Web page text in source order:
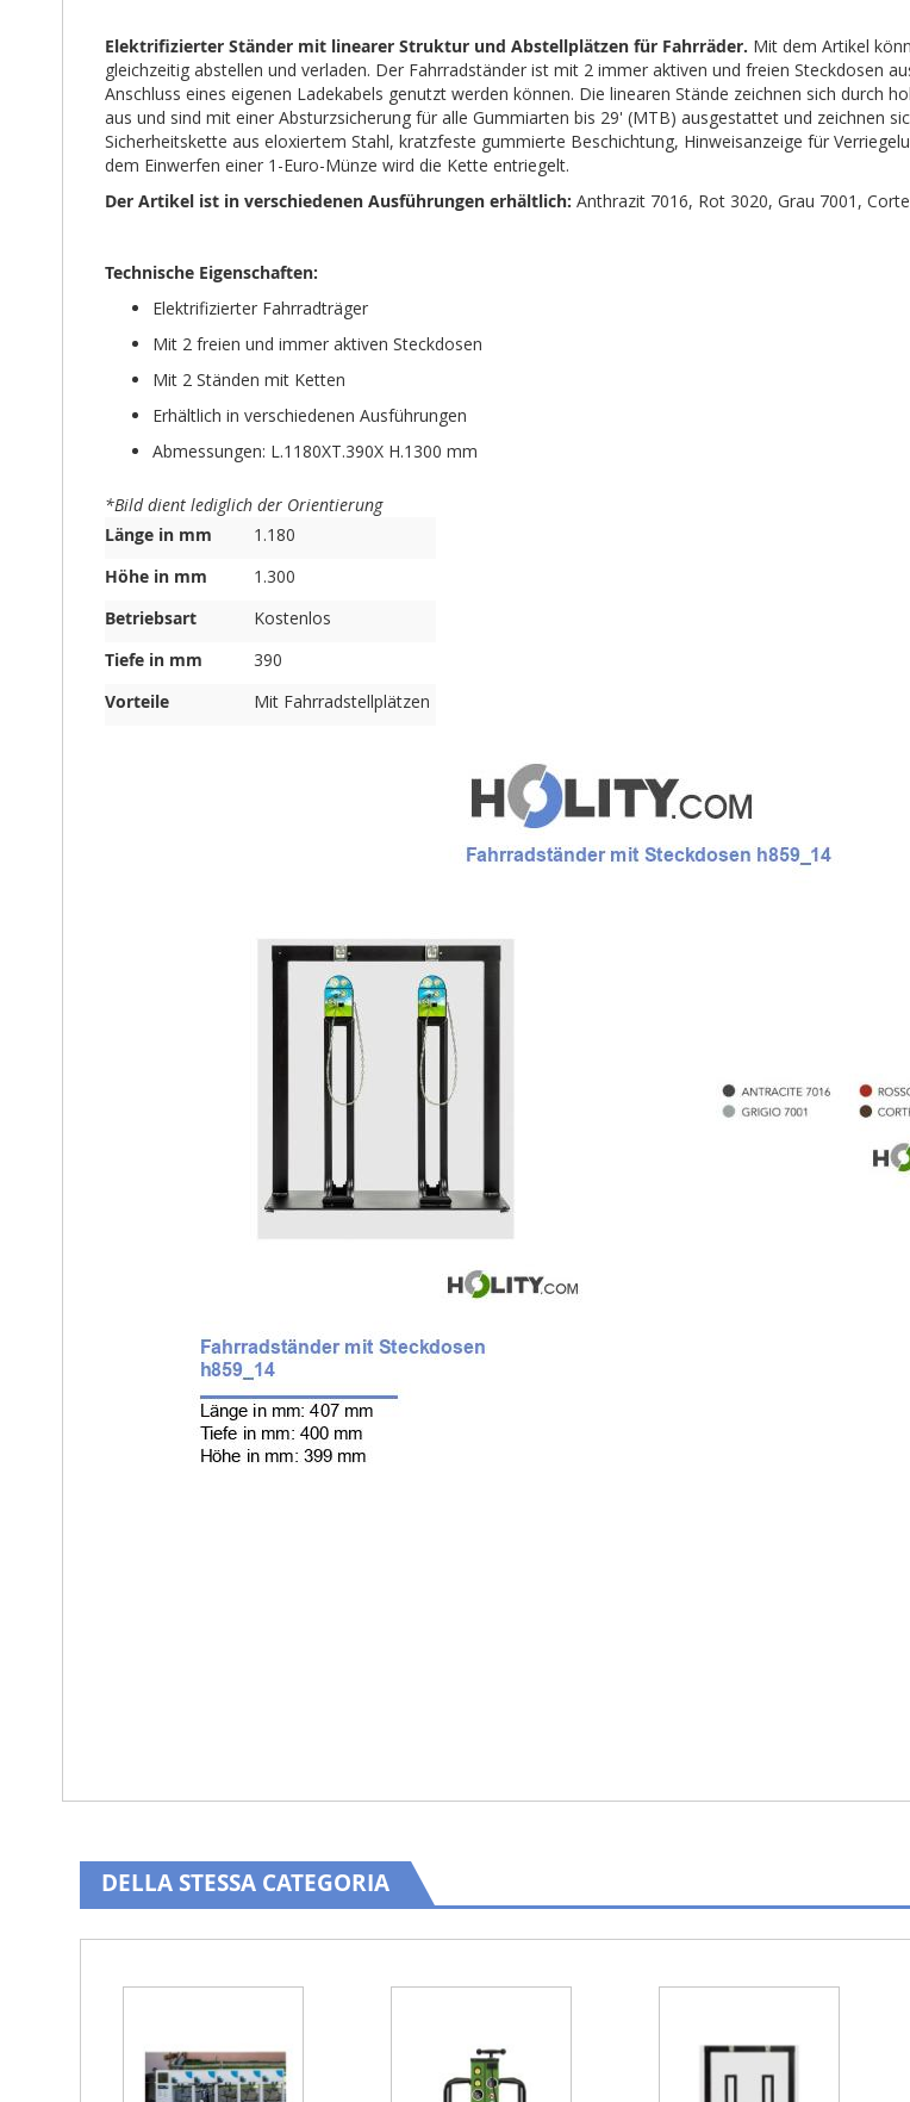
Elektrifizierter Ständer mit linearer Struktur und Abstellplätzen für Fahrräder. Mit dem Artikel
gleichzeitig abstellen und verladen. Der Fahrradständer ist mit 2 immer aktiven und freien Steckdosen
Anschluss eines eigenen Ladekabels genutzt werden können. Die linearen Stände zeichnen sich durch
aus und sind mit einer Absturzsicherung für alle Gummiarten bis 29' (MTB) ausgestattet und zeichnen
Sicherheitskette aus eloxiertem Stahl, kratzfeste gummierte Beschichtung, Hinweisanzeige für
dem Einwerfen einer 1-Euro-Münze wird die Kette entriegelt.
Der Artikel ist in verschiedenen Ausführungen erhältlich: Anthrazit 7016, Rot 3020, Grau 7001,
Technische Eigenschaften:
Elektrifizierter Fahrradträger
Mit 2 freien und immer aktiven Steckdosen
Mit 2 Ständen mit Ketten
Erhältlich in verschiedenen Ausführungen
Abmessungen: L.1180XT.390X H.1300 mm
*Bild dient lediglich der Orientierung
Weitere
Informationen
Länge in mm
1.180
Höhe in mm
1.300
Betriebsart
Kostenlos
Tiefe in mm
390
Vorteile
Mit Fahrradstellplätzen
DELLA STESSA CATEGORIA